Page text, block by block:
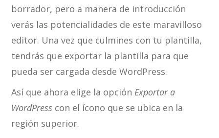
borrador, pero a manera de introducción
verás las potencialidades de este maravilloso
editor. Una vez que culmines con tu plantilla,
tendrás que exportar la plantilla para que
pueda ser cargada desde WordPress.
Así que ahora elige la opción Exportar a
WordPress con el ícono que se ubica en la
región superior.